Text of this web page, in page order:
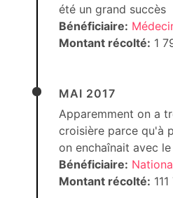
été un grand succès
Bénéficiaire:
Montant récolté: 1
MAI 2017
Apparemment on a
croisière parce qu'à
on enchaînait avec le
Bénéficiaire:
Montant récolté: